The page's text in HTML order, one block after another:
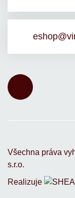
Všechna práva
s.r.o.
Realizuje